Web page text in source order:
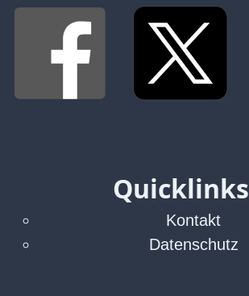
Quicklinks
Kontakt
Datenschutz